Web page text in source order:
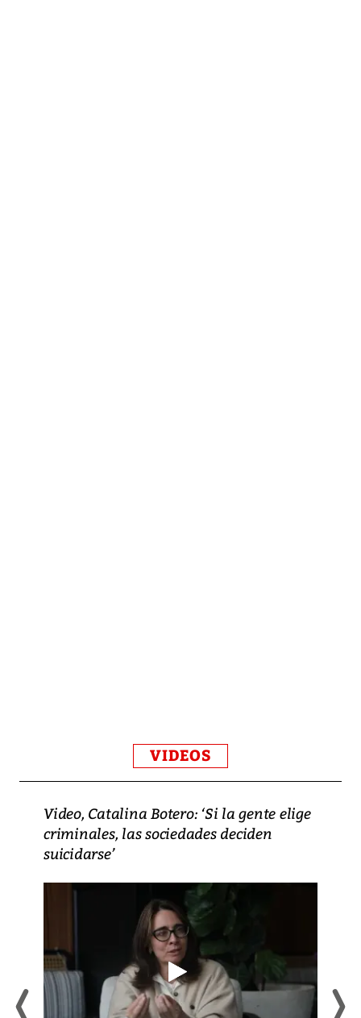
VIDEOS
Video, Catalina Botero: ‘Si la gente elige
criminales, las sociedades deciden
suicidarse’